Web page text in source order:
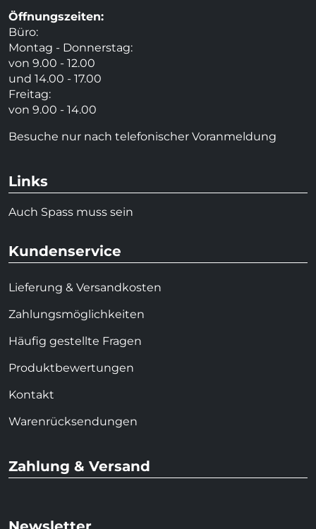
Öffnungszeiten:
Büro:
Montag - Donnerstag:
von 9.00 - 12.00
und 14.00 - 17.00
Freitag:
von 9.00 - 14.00
Besuche nur nach telefonischer Voranmeldung
Links
Auch Spass muss sein
Kundenservice
Lieferung & Versandkosten
Zahlungsmöglichkeiten
Häufig gestellte Fragen
Produktbewertungen
Kontakt
Warenrücksendungen
Zahlung & Versand